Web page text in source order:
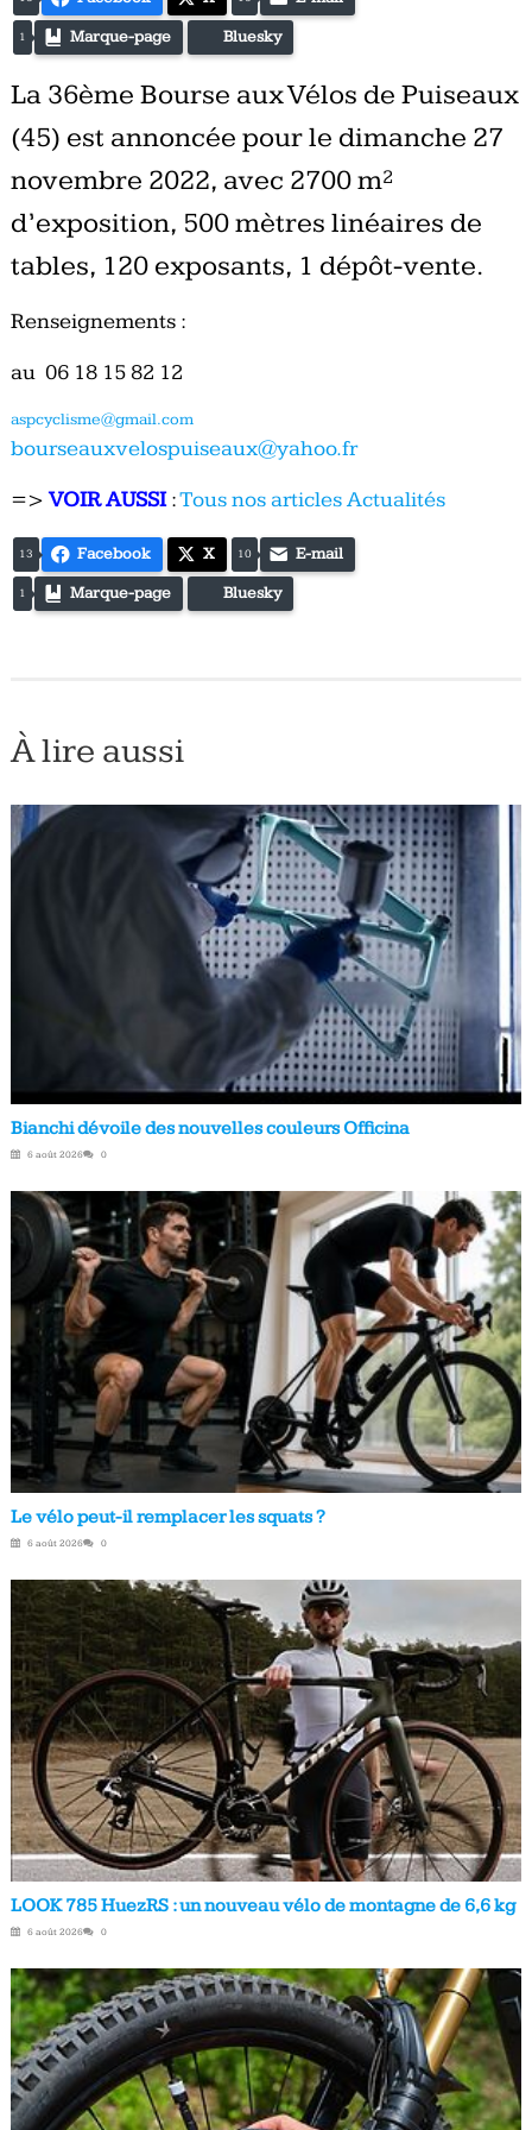
1 Marque-page Bluesky
La 36ème Bourse aux Vélos de Puiseaux
(45) est annoncée pour le dimanche 27
novembre 2022, avec 2700 m²
d’exposition, 500 mètres linéaires de
tables, 120 exposants, 1 dépôt-vente.
Renseignements :
au 06 18 15 82 12
aspcyclisme@gmail.com
bourseauxvelospuiseaux@yahoo.fr
=>VOIR AUSSI:Tous nos articles Actualités
13 Facebook X 10 E-mail
1 Marque-page Bluesky
À lire aussi
Bianchi dévoile des nouvelles couleurs Officina
6 août 2026 0
Le vélo peut-il remplacer les squats ?
6 août 2026 0
LOOK 785 HuezRS : un nouveau vélo de montagne de 6,6 kg
6 août 2026 0